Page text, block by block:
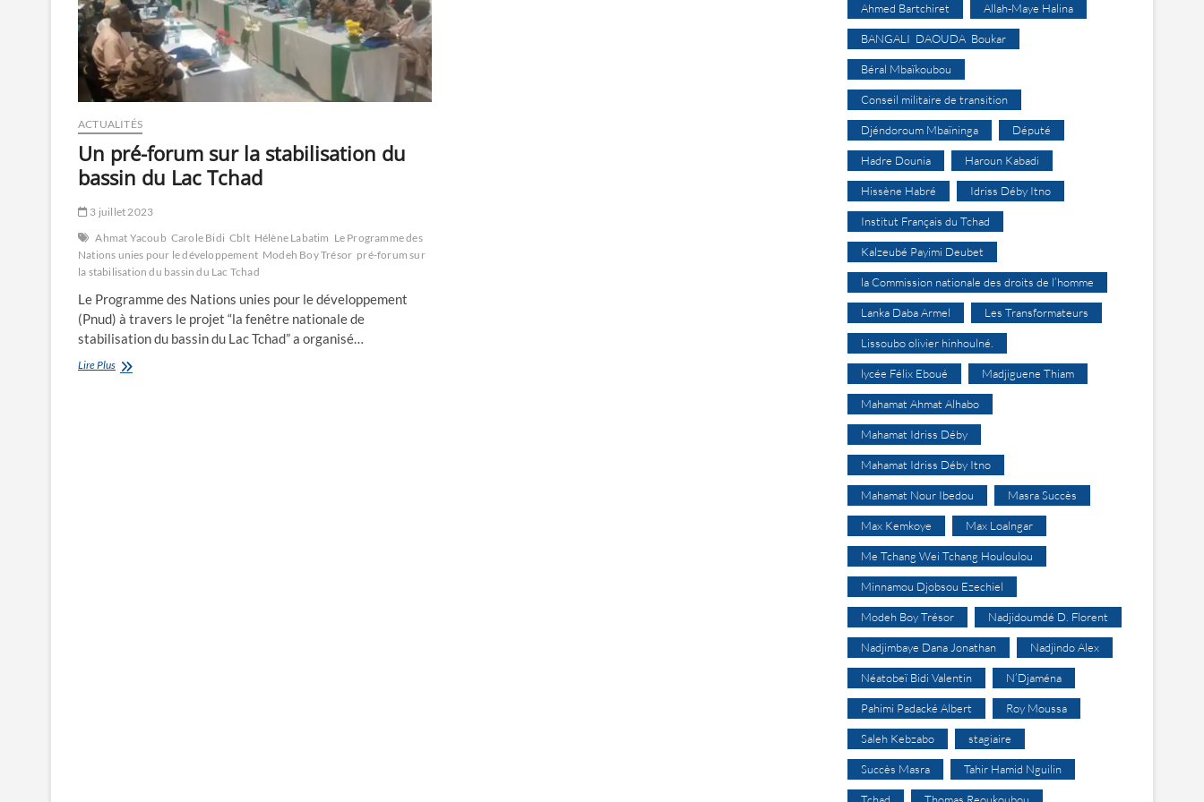
ACTUALITÉS
Un pré-forum sur la stabilisation du
bassin du Lac Tchad
3 juillet 2023
Ahmat Yacoub Carole Bidi Cblt Hélène Labatim Le Programme des
Nations unies pour le développement Modeh Boy Trésor pré-forum sur
la stabilisation du bassin du Lac Tchad
Le Programme des Nations unies pour le développement
(Pnud) à travers le projet “la fenêtre nationale de
stabilisation du bassin du Lac Tchad” a organisé…
Lire PlusUn
Ahmed Bartchiret Allah-Maye Halina
BANGALI DAOUDA Boukar
Béral Mbaïkoubou
Conseil militaire de transition
Djéndoroum Mbaïninga Député
Hadre Dounia Haroun Kabadi
Hissène Habré Idriss Déby Itno
Institut Français du Tchad
Kalzeubé Payimi Deubet
la Commission nationale des droits de l’homme
Lanka Daba Armel Les Transformateurs
Lissoubo olivier hinhoulné.
lycée Félix Eboué Madjiguene Thiam
Mahamat Ahmat Alhabo
Mahamat Idriss Déby
Mahamat Idriss Déby Itno
Mahamat Nour Ibedou Masra Succès
Max Kemkoye Max Loalngar
Me Tchang Wei Tchang Houloulou
Minnamou Djobsou Ezechiel
Modeh Boy Trésor Nadjidoumdé D. Florent
Nadjimbaye Dana Jonathan Nadjindo Alex
Néatobeï Bidi Valentin N’Djaména
Pahimi Padacké Albert Roy Moussa
Saleh Kebzabo stagiaire
Succès Masra Tahir Hamid Nguilin